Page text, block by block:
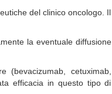
del clinico oncologo. Il
la eventuale diffusione
(bevacizumab, cetuximab,
efficacia in questo tipo di